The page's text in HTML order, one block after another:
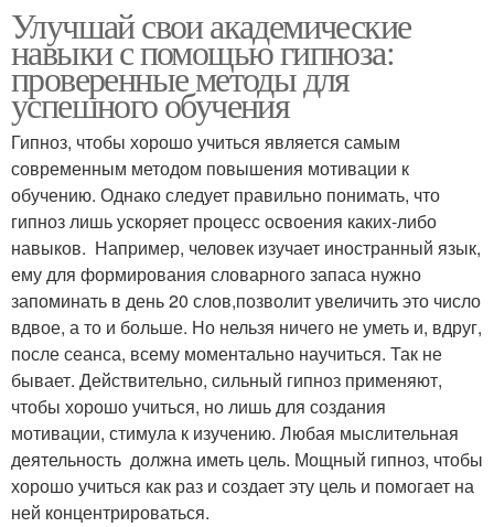
Улучшай свои академические
навыки с помощью гипноза:
проверенные методы для
успешного обучения
Гипноз, чтобы хорошо учиться является самым
современным методом повышения мотивации к
обучению. Однако следует правильно понимать, что
гипноз лишь ускоряет процесс освоения каких-либо
навыков. Например, человек изучает иностранный язык,
ему для формирования словарного запаса нужно
запоминать в день 20 слов,позволит увеличить это число
вдвое, а то и больше. Но нельзя ничего не уметь и, вдруг,
после сеанса, всему моментально научиться. Так не
бывает. Действительно, сильный гипноз применяют,
чтобы хорошо учиться, но лишь для создания
мотивации, стимула к изучению. Любая мыслительная
деятельность должна иметь цель. Мощный гипноз, чтобы
хорошо учиться как раз и создает эту цель и помогает на
ней концентрироваться.